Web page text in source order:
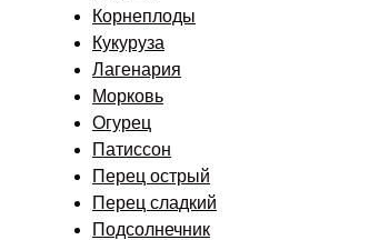
Корнеплоды
Кукуруза
Лагенария
Морковь
Огурец
Патиссон
Перец острый
Перец сладкий
Подсолнечник